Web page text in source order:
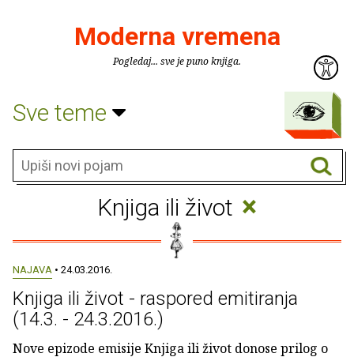
Moderna vremena
Pogledaj... sve je puno knjiga.
Sve teme
Knjiga ili život ×
NAJAVA • 24.03.2016.
Knjiga ili život - raspored emitiranja
(14.3. - 24.3.2016.)
Nove epizode emisije Knjiga ili život donose prilog o